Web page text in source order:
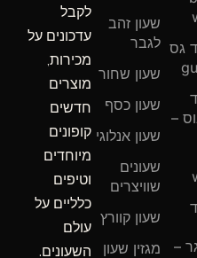
שעון זהב
לגבר
שעון שחור
שעון כסף
שעון אנלוגי
שעונים
שוויצרים
שעון קוורץ
מגזין שעון
גס
–
–
לקבל
עדכונים על
מכירות,
מוצרים
חדשים
קופונים
מיוחדים
וטיפים
כלליים על
עולם
השעונים.